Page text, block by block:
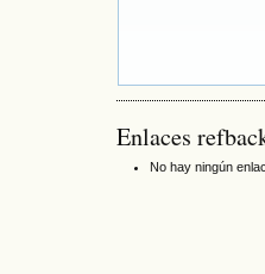
Enlaces
No hay ningún